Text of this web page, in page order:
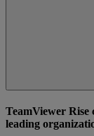
TeamViewer Rise
leading